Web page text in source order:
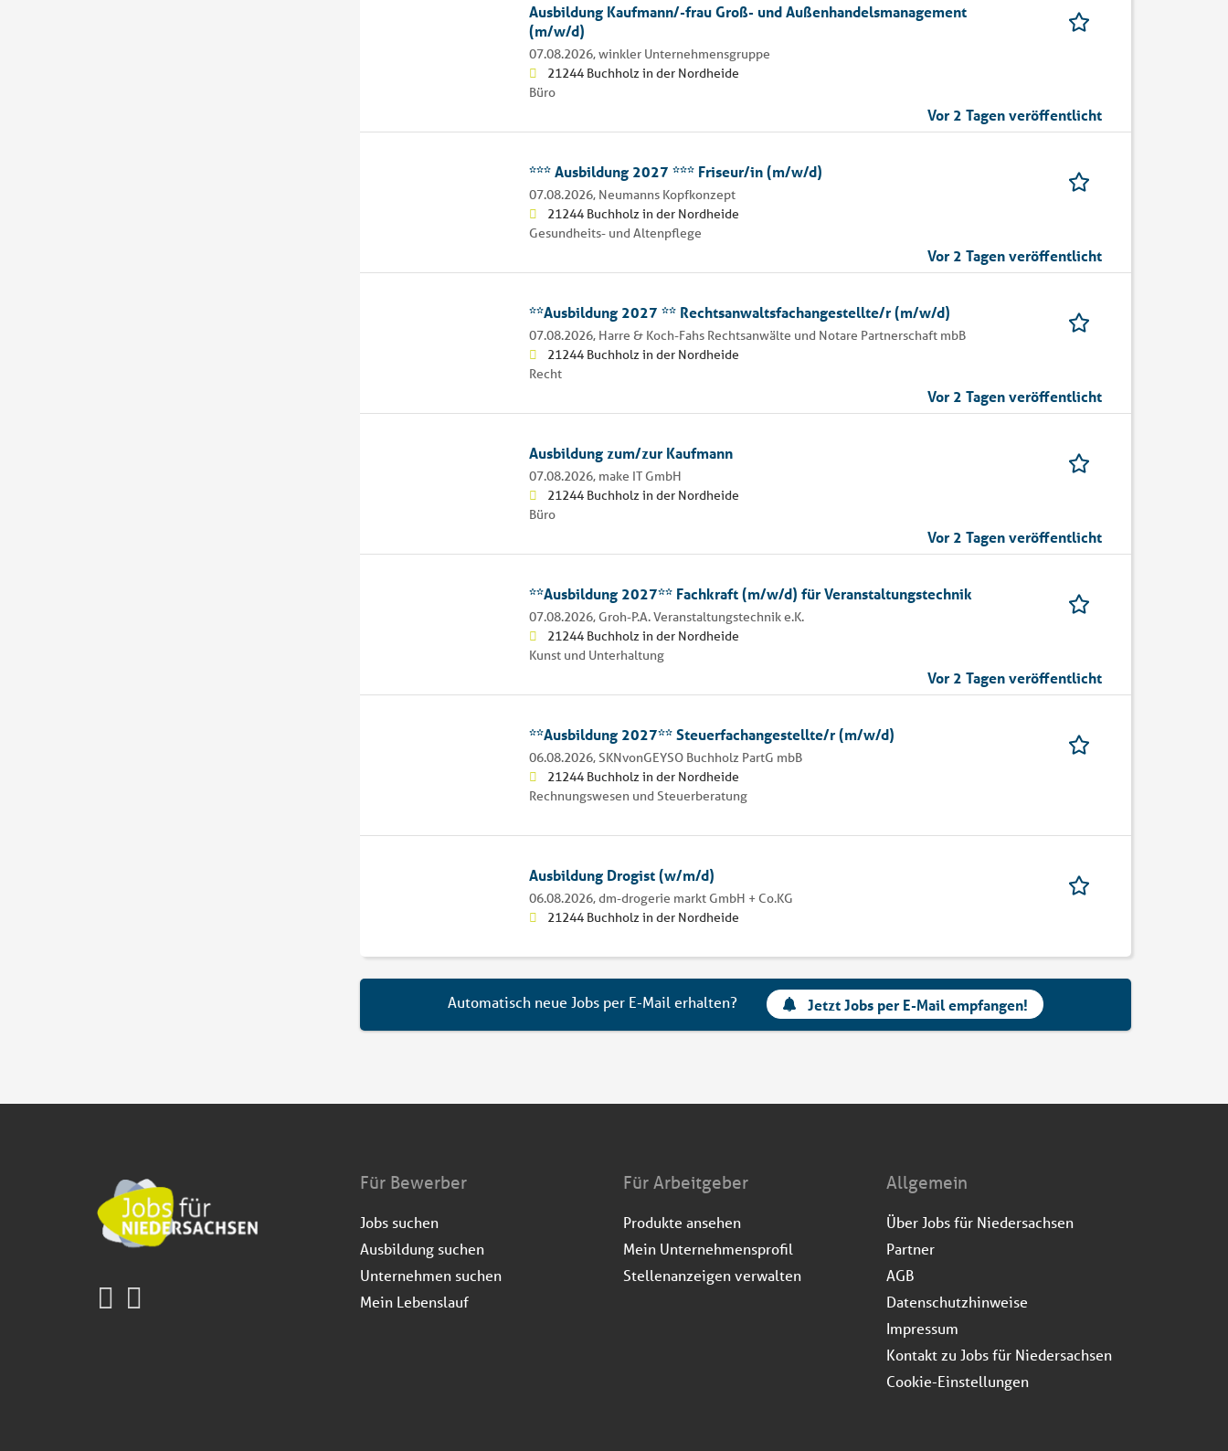
Ausbildung Kaufmann/-frau Groß- und Außenhandelsmanagement
(m/w/d)
07.08.2026,winkler Unternehmensgruppe
21244 Buchholz in der Nordheide
Büro
Vor 2 Tagen veröffentlicht
*** Ausbildung 2027 *** Friseur/in (m/w/d)
07.08.2026, Neumanns Kopfkonzept
21244 Buchholz in der Nordheide
Gesundheits- und Altenpflege
Vor 2 Tagen veröffentlicht
**Ausbildung 2027 ** Rechtsanwaltsfachangestellte/r (m/w/d)
07.08.2026, Harre & Koch-Fahs Rechtsanwälte und Notare Partnerschaft mbB
21244 Buchholz in der Nordheide
Recht
Vor 2 Tagen veröffentlicht
Ausbildung zum/zur Kaufmann
07.08.2026, make IT GmbH
21244 Buchholz in der Nordheide
Büro
Vor 2 Tagen veröffentlicht
**Ausbildung 2027** Fachkraft (m/w/d) für Veranstaltungstechnik
07.08.2026, Groh-P.A. Veranstaltungstechnik e.K.
21244 Buchholz in der Nordheide
Kunst und Unterhaltung
Vor 2 Tagen veröffentlicht
**Ausbildung 2027** Steuerfachangestellte/r (m/w/d)
06.08.2026, SKNvonGEYSO Buchholz PartG mbB
21244 Buchholz in der Nordheide
Rechnungswesen und Steuerberatung
Ausbildung Drogist (w/m/d)
06.08.2026,dm-drogerie markt GmbH + Co.KG
21244 Buchholz in der Nordheide
Automatisch neue Jobs per E-Mail erhalten? Jetzt Jobs per E-Mail empfangen!
Für Bewerber
Jobs suchen
Ausbildung suchen
Unternehmen suchen
Mein Lebenslauf
Für Arbeitgeber
Produkte ansehen
Mein Unternehmensprofil
Stellenanzeigen verwalten
Allgemein
Über Jobs für Niedersachsen
Partner
AGB
Datenschutzhinweise
Impressum
Kontakt zu Jobs für Niedersachsen
Cookie-Einstellungen